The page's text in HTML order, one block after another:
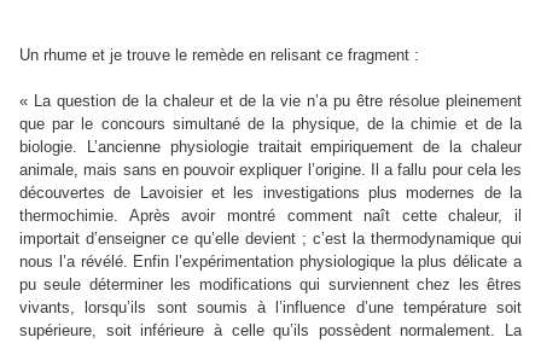
Un rhume et je trouve le remède en relisant ce fragment :
« La question de la chaleur et de la vie n’a pu être résolue pleinement
que par le concours simultané de la physique, de la chimie et de la
biologie. L’ancienne physiologie traitait empiriquement de la chaleur
animale, mais sans en pouvoir expliquer l’origine. Il a fallu pour cela les
découvertes de Lavoisier et les investigations plus modernes de la
thermochimie. Après avoir montré comment naît cette chaleur, il
importait d’enseigner ce qu’elle devient ; c’est la thermodynamique qui
nous l’a révélé. Enfin l’expérimentation physiologique la plus délicate a
pu seule déterminer les modifications qui surviennent chez les êtres
vivants, lorsqu’ils sont soumis à l’influence d’une température soit
supérieure, soit inférieure à celle qu’ils possèdent normalement. La